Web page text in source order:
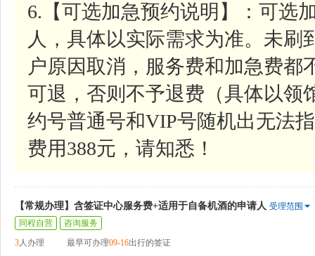
6.【可选加急预约说明】：可选
人，具体以实际需求为准。未
户原因取消，服务费和加急费
可退，否则不予退费（具体以领
约号普通号和VIP号随机出无法
费用388元，请知悉！
【常规办理】含签证中心服务费+适用于自备机酒的申请人 受理范围
同程自营
咨询服务
3人办理 最早可办理09-16出行的签证